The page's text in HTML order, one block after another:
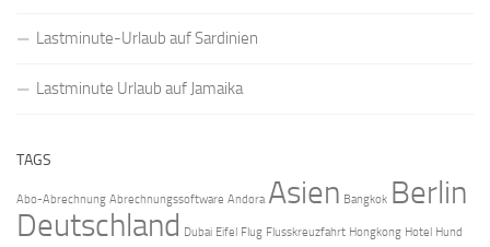
Lastminute-Urlaub auf Sardinien
Lastminute Urlaub auf Jamaika
TAGS
Abo-Abrechnung Abrechnungssoftware Andora Asien Bangkok Berlin
Deutschland Dubai Eifel Flug Flusskreuzfahrt Hongkong Hotel Hund